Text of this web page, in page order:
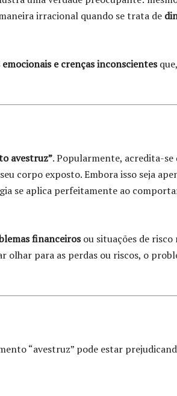
irracional quando se trata de
e crenças inconscientes
avestruz”. Popularmente, acredita-se
corpo exposto. Embora isso seja
se aplica perfeitamente ao
financeirosou situações de risco
olhar para as perdas ou riscos, o
“avestruz” pode estar